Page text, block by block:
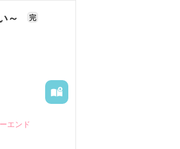
～ 完
エンド